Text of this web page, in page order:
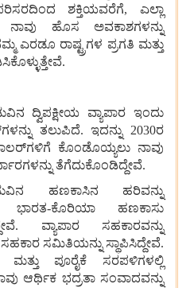
ಶಕ್ತಿಯವರೆಗೆ, ಎಲ್ಲಾ
ನಾವು ಹೊಸ
ಅವಕಾಶಗಳನ್ನು
ಎರಡೂ ರಾಷ್ಟ್ರಗಳ ಪ್ರಗತಿ ಮತ್ತು
ದ್ವಿಪಕ್ಷೀಯ ವ್ಯಾಪಾರ ಇಂದು
ತಲುಪಿದೆ. ಇದನ್ನು 2030ರ
ಕೊಂಡೊಯ್ಯಲು ನಾವು
ತೆಗೆದುಕೊಂಡಿದ್ದೇವೆ.
ಹಣಕಾಸಿನ
ಹರಿವನ್ನು
ಭಾರತ-ಕೊರಿಯಾ
ಹಣಕಾಸು
ವ್ಯಾಪಾರ
ಸಹಕಾರವನ್ನು
ಸಹಕಾರ ಸಮಿತಿಯನ್ನು ಸ್ಥಾಪಿಸಿದ್ದೇವೆ.
ಮತ್ತು ಪೂರೈಕೆ
ಸರಪಳಿಗಳಲ್ಲಿ
ಆರ್ಥಿಕ ಭದ್ರತಾ ಸಂವಾದವನ್ನು